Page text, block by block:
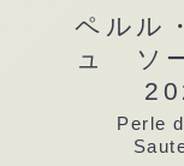
カート
ペルル
ュ ソ
Perle